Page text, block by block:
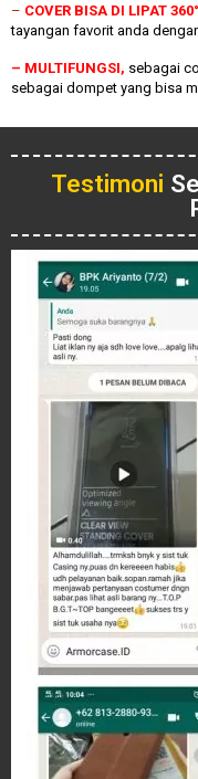
– COVER BISA DI LIPAT
tayangan favorit anda
– MULTIFUNGSI, sebagai
sebagai dompet yang bisa
Testimoni